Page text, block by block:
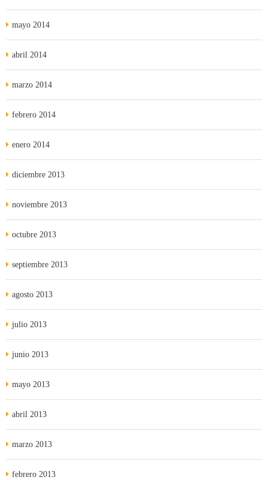
mayo 2014
abril 2014
marzo 2014
febrero 2014
enero 2014
diciembre 2013
noviembre 2013
octubre 2013
septiembre 2013
agosto 2013
julio 2013
junio 2013
mayo 2013
abril 2013
marzo 2013
febrero 2013